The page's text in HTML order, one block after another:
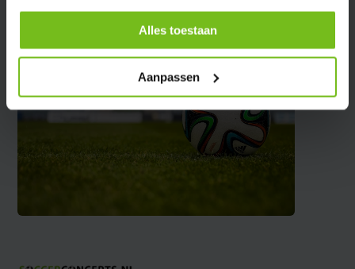
Alles toestaan
Aanpassen